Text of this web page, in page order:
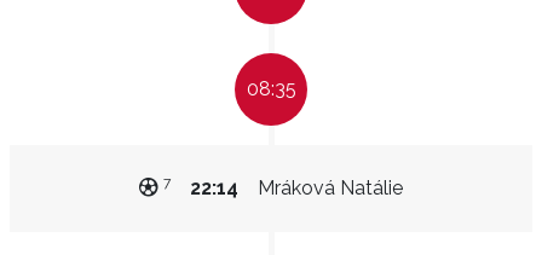
08:35
Mráková Natálie
22:14
7